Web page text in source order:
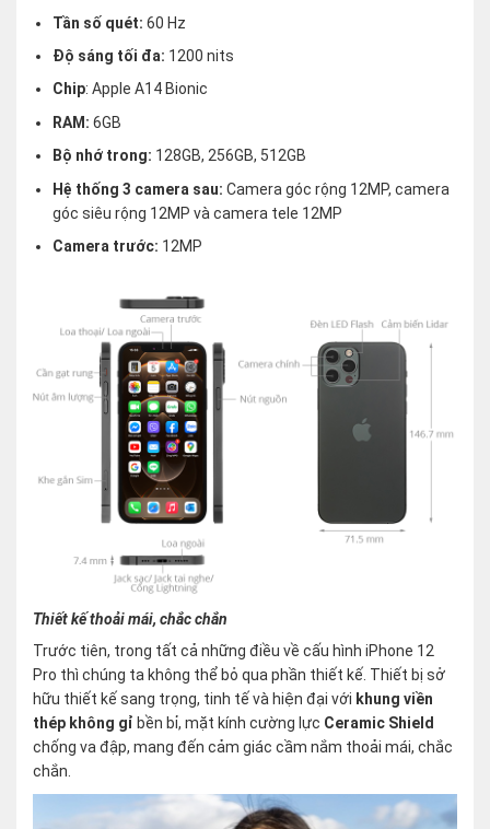
Tần số quét: 60 Hz
Độ sáng tối đa: 1200 nits
Chip: Apple A14 Bionic
RAM: 6GB
Bộ nhớ trong: 128GB, 256GB, 512GB
Hệ thống 3 camera sau: Camera góc rộng 12MP, camera
góc siêu rộng 12MP và camera tele 12MP
Camera trước: 12MP
Thiết kế thoải mái, chắc chắn
Trước tiên, trong tất cả những điều về cấu hình iPhone 12
Pro thì chúng ta không thể bỏ qua phần thiết kế. Thiết bị sở
hữu thiết kế sang trọng, tinh tế và hiện đại với khung viền
thép không gỉ bền bỉ, mặt kính cường lực Ceramic Shield
chống va đập, mang đến cảm giác cầm nắm thoải mái, chắc
chắn.